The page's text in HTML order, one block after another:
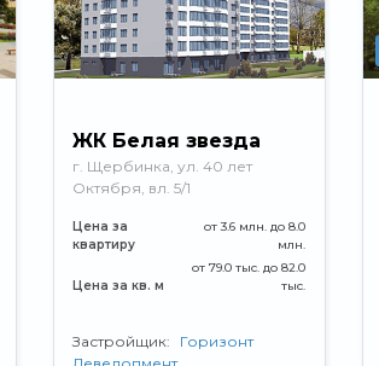
ЖК Белая звезда
г. Щербинка, ул. 40 лет
Октября, вл. 5/1
Цена за
квартиру
от 3.6 млн. до 8.0
млн.
Цена за кв. м
от 79.0 тыс. до 82.0
тыс.
Застройщик:
Горизонт